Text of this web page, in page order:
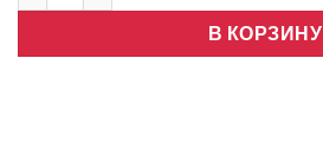
В КОРЗИНУ